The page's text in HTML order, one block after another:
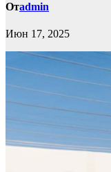
Отadmin
Июн 17, 2025